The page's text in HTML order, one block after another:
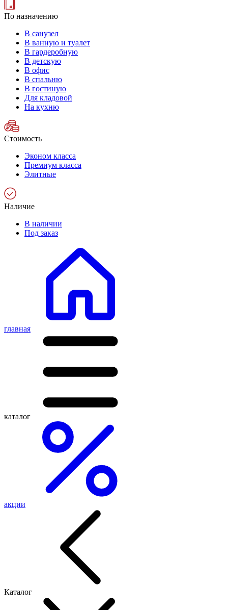
По назначению
В санузел
В ванную и туалет
В гардеробную
В детскую
В офис
В спальню
В гостиную
Для кладовой
На кухню
Стоимость
Эконом класса
Премиум класса
Элитные
Наличие
В наличии
Под заказ
главная
каталог
акции
Каталог